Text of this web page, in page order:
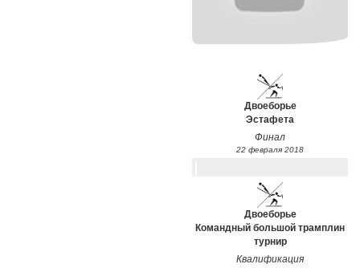
Двоеборье
Эстафета
Финал
22 февраля 2018
Двоеборье
Командный большой трамплин
турнир
Квалификация